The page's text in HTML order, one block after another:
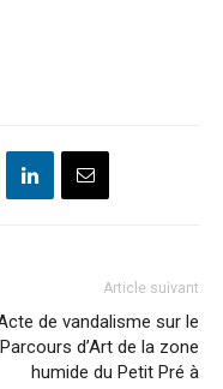
Article suivant
de vandalisme sur le
Parcours d’Art de la zone
humide du Petit Pré à